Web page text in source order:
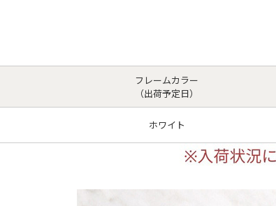
フレームカラー
（出荷予定日）
ホワイト